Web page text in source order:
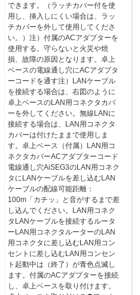
できます。（ラッチカバー付を使
用し、挿入しにくい場合は、ラッ
チカバーを外して使用してくださ
い。）注）付属のACアダプターを
使用する。守らないと火災や焼
損、故障の原因となります。卓上
ベースの電線通し穴にACアダプタ
ーコードを通す注）LANケーブル
を接続する場合は、右図のように
卓上ベースのLAN用コネクタカバ
ーを外してください。無線LANに
接続する場合は、LAN用コネクタ
カバーは付けたままで使用しま
す。卓上ベース（付属）LAN用コ
ネクタカバーACアダプターコード
電線通し穴AiSEG3のLAN用コネク
タにLANケーブルを差し込むLAN
ケーブルの配線可能距離：
100m「カチッ」と音がするまで差
し込んでください。LAN用コネク
タLANケーブルを接続するルータ
ーLAN用コネクタルーターのLAN
用コネクタに差し込むLAN用コン
セントに差し込むLAN用コンセン
ト起動中は（終了）が青色点滅し
ます。付属のACアダプターを接続
し、卓上ベースを取り付けます。